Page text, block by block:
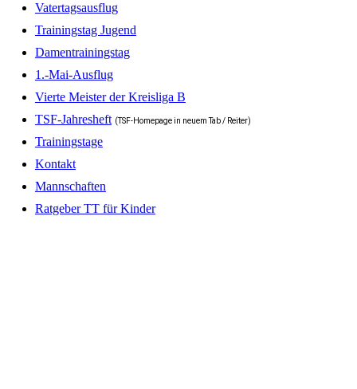
Vatertagsausflug
Trainingstag Jugend
Damentrainingstag
1.-Mai-Ausflug
Vierte Meister der Kreisliga B
TSF-Jahresheft (TSF-Homepage in neuem Tab / Reiter)
Trainingstage
Kontakt
Mannschaften
Ratgeber TT für Kinder